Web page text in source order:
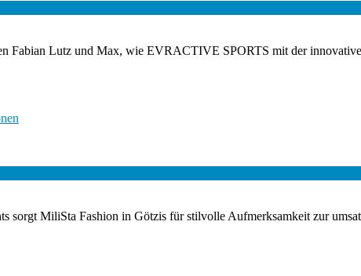
Fabian Lutz und Max, wie EVRACTIVE SPORTS mit der
sorgt MiliSta Fashion in Götzis für stilvolle Aufmerksamkeit zur